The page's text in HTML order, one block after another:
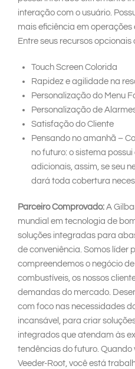
interação com o usuário.
mais eficiência em operações
Entre seus recursos
Touch Screen Colorida
Rapidez e agilidade na
Personalização do Menu
Personalização de
Satisfação do Cliente
Pensando no amanhã –
no futuro: o sistema
adicionais, assim, se seu
dará toda cobertura
Parceiro Comprovado: A
mundial em tecnologia de
soluções integradas para
de conveniência. Somos líder
compreendemos o negócio
combustíveis, os nossos
demandas do mercado.
com foco nas necessidades
incansável, para criar
integrados que atendam às
tendências do futuro. Quando
Veeder-Root, você está